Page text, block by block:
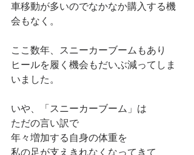
車移動が多いのでなかなか購入する機
会もなく。
ここ数年、スニーカーブームもあり
ヒールを履く機会もだいぶ減ってしま
いました。
いや、「スニーカーブーム」は
ただの言い訳で
年々増加する自身の体重を
私の足が支えきれなくなってきて